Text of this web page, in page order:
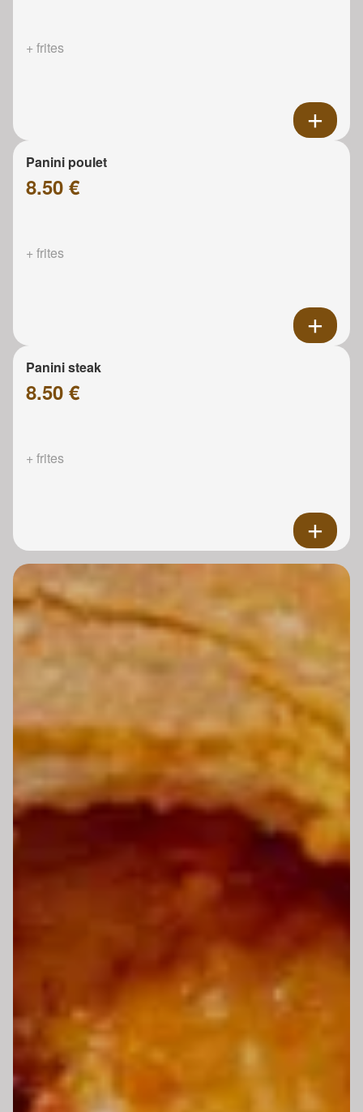
+ frites
Panini poulet
8.50 €
+ frites
Panini steak
8.50 €
+ frites